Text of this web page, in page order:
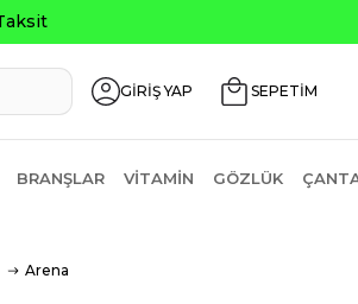
Seçili Ürünlerde ₺2000 Üzeri ₺200
GİRİŞ YAP SEPETİM
BRANŞLAR VITAMIN GÖZLÜK
Arena